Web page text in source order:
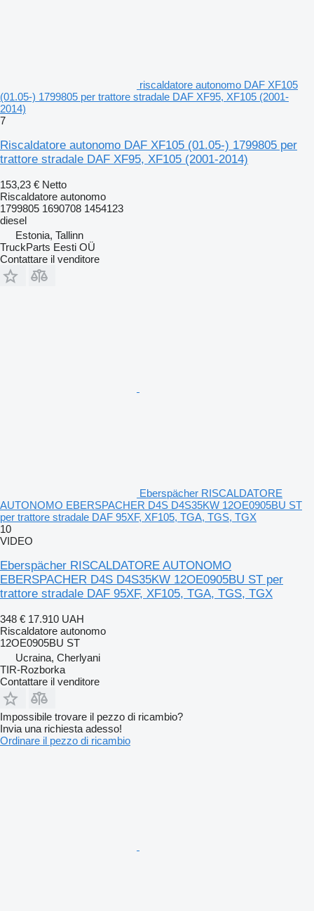
riscaldatore autonomo DAF XF105
(01.05-) 1799805 per trattore stradale DAF XF95, XF105 (2001-
2014)
7
Riscaldatore autonomo DAF XF105 (01.05-) 1799805 per
trattore stradale DAF XF95, XF105 (2001-2014)
153,23 € Netto
Riscaldatore autonomo
1799805 1690708 1454123
diesel
Estonia, Tallinn
TruckParts Eesti OÜ
Contattare il venditore
Eberspächer RISCALDATORE
AUTONOMO EBERSPACHER D4S D4S35KW 12OE0905BU ST
per trattore stradale DAF 95XF, XF105, TGA, TGS, TGX
10
VIDEO
Eberspächer RISCALDATORE AUTONOMO
EBERSPACHER D4S D4S35KW 12OE0905BU ST per
trattore stradale DAF 95XF, XF105, TGA, TGS, TGX
348 € 17.910 UAH
Riscaldatore autonomo
12OE0905BU ST
Ucraina, Cherlyani
TIR-Rozborka
Contattare il venditore
Impossibile trovare il pezzo di ricambio?
Invia una richiesta adesso!
Ordinare il pezzo di ricambio